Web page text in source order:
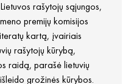
rašytojų sąjungos,
premijų komisijos
kartą, įvairiais
rašytojų kūrybą,
raidą, parašė lietuvių
grožinės kūrybos.